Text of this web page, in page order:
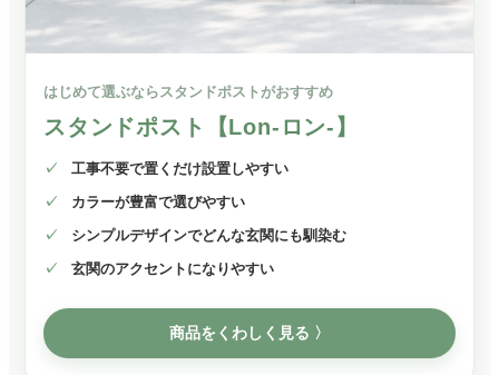
はじめて選ぶならスタンドポストがおすすめ
スタンドポスト【Lon-ロン-】
工事不要で置くだけ設置しやすい
カラーが豊富で選びやすい
シンプルデザインでどんな玄関にも馴染む
玄関のアクセントになりやすい
商品をくわしく見る